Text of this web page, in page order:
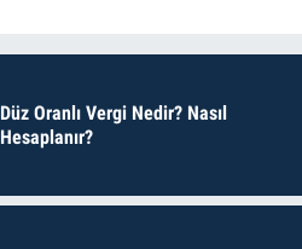
Düz Oranlı Vergi Nedir? Nasıl
Hesaplanır?